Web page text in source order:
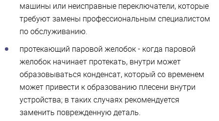
машины или неисправные переключатели, которые
требуют замены профессиональным специалистом
по обслуживанию.
протекающий паровой желобок - когда паровой
желобок начинает протекать, внутри может
образовываться конденсат, который со временем
может привести к образованию плесени внутри
устройства; в таких случаях рекомендуется
заменить поврежденную деталь.